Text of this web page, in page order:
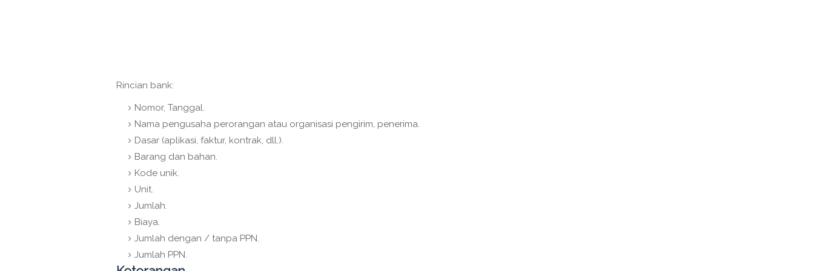
Rincian bank:
Nomor, Tanggal.
Nama pengusaha perorangan atau organisasi pengirim, penerima.
Dasar (aplikasi, faktur, kontrak, dll.).
Barang dan bahan.
Kode unik.
Unit.
Jumlah.
Biaya.
Jumlah dengan / tanpa PPN.
Jumlah PPN.